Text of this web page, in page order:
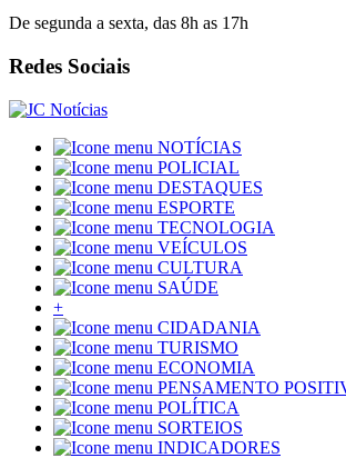
De segunda a sexta, das 8h as 17h
Redes Sociais
NOTÍCIAS
POLICIAL
DESTAQUES
ESPORTE
TECNOLOGIA
VEÍCULOS
CULTURA
SAÚDE
+
CIDADANIA
TURISMO
ECONOMIA
PENSAMENTO
POLÍTICA
SORTEIOS
INDICADORES